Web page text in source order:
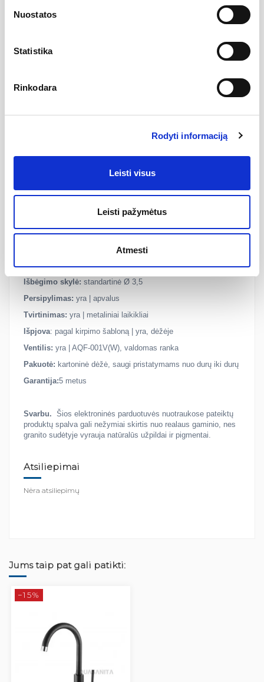
Nuostatos
Statistika
Rinkodara
Rodyti informaciją
Leisti visus
Leisti pažymėtus
Atmesti
plautuvės dažniausiai montuojamos prie stalviršio iš apačios ir,
taip, dubuo su stalviršiu sudaro lygią plokštumą. Toks
– iš viršaus įleidžiant į stalviršį. Abiem atvejais skylės
patikimoSILICSANA
dirbtinio granito medžiagos. Tai - jau
trečios kartos granitas, kuris išsiskiria savo tvirtumu, todėl su
medžiagos stabilumas lemia granito patvarumą ir ilgesnį
vienalytis, glotnus. Šias akmens masės plautuves lengviau
190 mm
Medžiaga:SILICSANA dirbtinis granitas
Išgręžta skylė priedams:nėra
Išbėgimo skylė: standartinė Ø 3,5
Persipylimas: yra | apvalus
Tvirtinimas: yra | metaliniai laikikliai
Išpjova: pagal kirpimo šabloną | yra, dėžėje
Ventilis: yra | AQF-001V(W), valdomas ranka
Pakuotė: kartoninė dėžė, saugi pristatymams nuo durų iki durų
Garantija:5 metus
Svarbu. Šios elektroninės parduotuvės nuotraukose pateiktų
produktų spalva gali nežymiai skirtis nuo realaus gaminio, nes
granito sudėtyje vyrauja natūralūs užpildai ir pigmentai.
Atsiliepimai
Nėra atsiliepimų
Jums taip pat gali patikti:
−15%